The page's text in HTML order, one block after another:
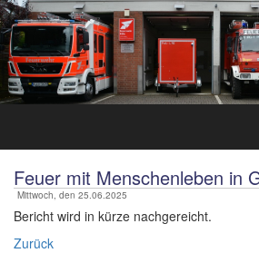
Feuer mit Menschenleben in
Mittwoch, den 25.06.2025
Bericht wird in kürze nachgereicht.
Zurück